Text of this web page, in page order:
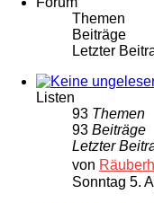
Themen
Beiträge
Letzter
Listen
93 Themen
93 Beiträge
Letzter
von
Sonntag 5.